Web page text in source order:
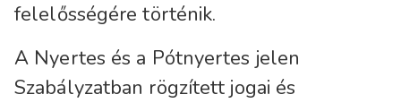
felelősségére történik.
A Nyertes és a Pótnyertes jelen
Szabályzatban rögzített jogai és